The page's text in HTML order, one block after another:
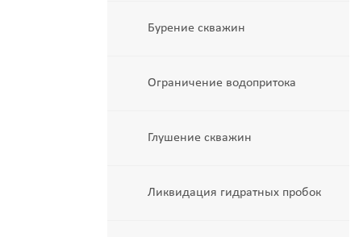
Бурение скважин
Ограничение водопритока
Глушение скважин
Ликвидация гидратных пробок